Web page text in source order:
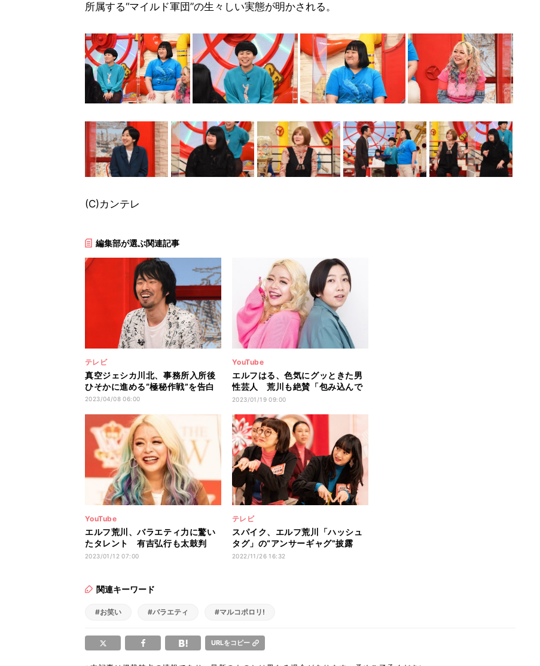
所属する“マイルド軍団”の生々しい実態が明かされる。
(C)カンテレ
編集部が選ぶ関連記事
テレビ
真空ジェシカ川北、事務所入所後
ひそかに進める“極秘作戦”を告白
2023/04/08 06:00
YouTube
エルフはる、色気にグッときた男
性芸人 荒川も絶賛「包み込んで
くれそう」
2023/01/19 09:00
YouTube
エルフ荒川、バラエティ力に驚い
たタレント 有吉弘行も太鼓判
「あの子は…」
2023/01/12 07:00
テレビ
スパイク、エルフ荒川「ハッシュ
タグ」の“アンサーギャグ”披露
『THE W』会見を沸かせる
2022/11/26 16:32
関連キーワード
#お笑い #バラエティ #マルコポロリ!
URLをコピー